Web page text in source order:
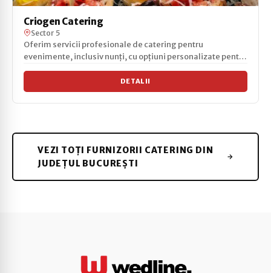
Criogen Catering
Sector 5
Oferim servicii profesionale de catering pentru
evenimente, inclusiv nunți, cu opțiuni personalizate pentru
me...
DETALII
VEZI TOȚI FURNIZORII CATERING DIN
JUDEȚUL BUCUREȘTI